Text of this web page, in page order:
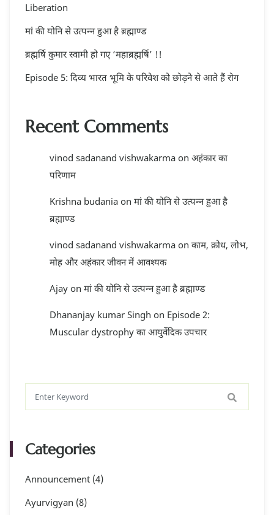
Liberation
मां की योनि से उत्पन्न हुआ है ब्रह्माण्ड
ब्रह्मर्षि कुमार स्वामी हो गए ‘महाब्रह्मर्षि’ !!
Episode 5: दिव्य भारत भूमि के परिवेश को छोड़ने से आते हैं रोग
Recent Comments
vinod sadanand vishwakarma on अहंकार का
परिणाम
Krishna budania on मां की योनि से उत्पन्न हुआ है
ब्रह्माण्ड
vinod sadanand vishwakarma on काम, क्रोध, लोभ,
मोह और अहंकार जीवन में आवश्यक
Ajay on मां की योनि से उत्पन्न हुआ है ब्रह्माण्ड
Dhananjay kumar Singh on Episode 2:
Muscular dystrophy का आयुर्वेदिक उपचार
Categories
Announcement (4)
Ayurvigyan (8)